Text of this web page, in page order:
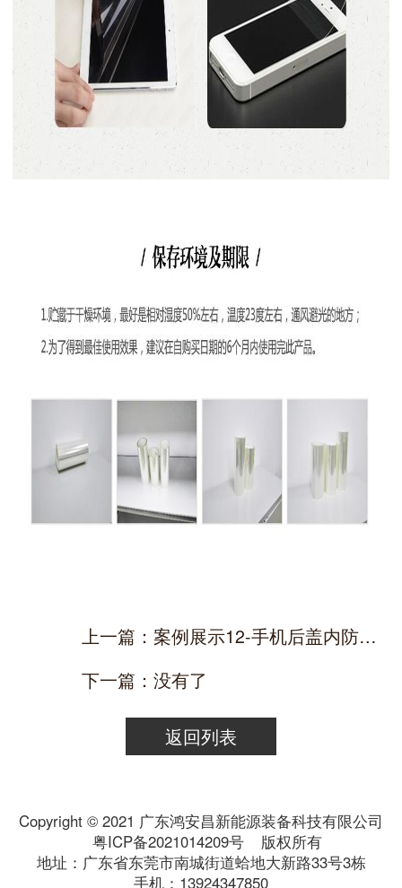
上一篇：案例展示12-手机后盖内防爆膜
下一篇：没有了
返回列表
Copyright © 2021 广东鸿安昌新能源装备科技有限公司
粤ICP备2021014209号
版权所有
地址：广东省东莞市南城街道蛤地大新路33号3栋
手机：13924347850